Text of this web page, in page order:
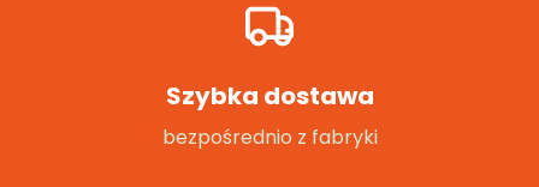
Szybka dostawa
bezpośrednio z fabryki